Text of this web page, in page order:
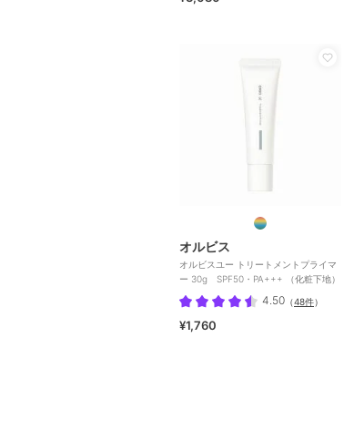
オルビス
オルビスユー トリートメントプライマ
ー 30g SPF50・PA+++ （化粧下地）
4.50 （48件）
¥1,760